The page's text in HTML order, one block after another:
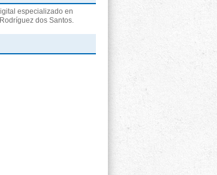
especializado en
dos Santos.